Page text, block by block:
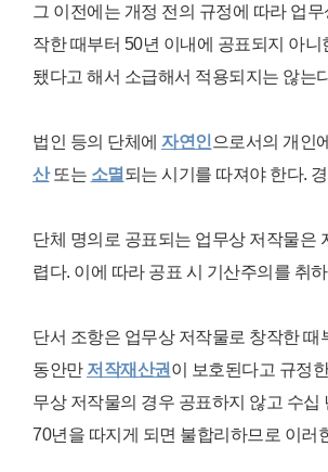
그 이전에는 개정 전의 규정에 따라 업
작한 때부터 50년 이내에 공표되지 아
됐다고 해서 소급해서 적용되지는 않는
법인 등의 단체에 자연인 으로서의 개인
산또는 소멸 되는 시기를 따져야 한다.
단체 명의로 공표되는 업무상 저작물은
렵다. 이에 따라 공표 시 기산주의를 취
단서 조항은 업무상 저작물로 창작한
동안만 저작재산권 이 보호된다고 규정
무상 저작물의 경우 공표하지 않고 수
70년을 따지게 되면 불합리하므로 이러